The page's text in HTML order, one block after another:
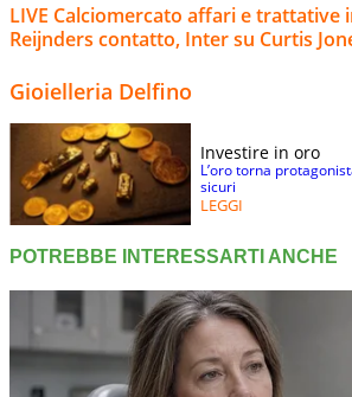
LIVE Calciomercato affari e trattative
Reijnders contatto, Inter su Curtis
Gioielleria Delfino
Investire in oro
L’oro torna
sicuri
LEGGI